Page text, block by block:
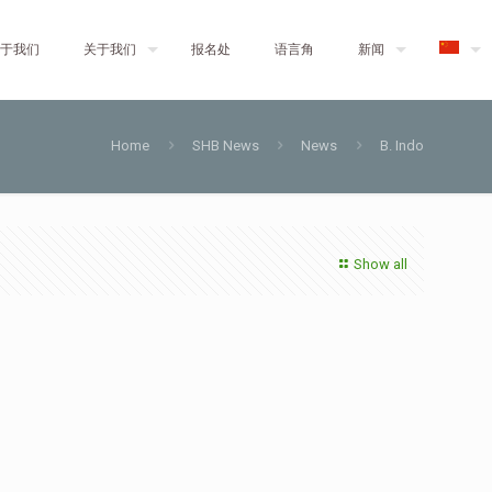
我们 关于我们 报名处 语言角 新闻
Home SHB News News B. Indo
Show all